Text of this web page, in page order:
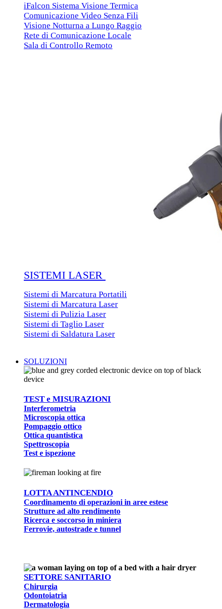
iFalcon Sistema Visione Termica
Comunicazione Video Senza Fili
Visione Notturna a Lungo Raggio
Rete di Comunicazione Locale
Sala di Controllo Remoto
SISTEMI LASER
Sistemi di Marcatura Portatili
Sistemi di Marcatura Laser
Sistemi di Pulizia Laser
Sistemi di Taglio Laser
Sistemi di Saldatura Laser
SOLUZIONI
TEST e MISURAZIONI
Interferometria
Microscopia ottica
Pompaggio ottico
Ottica quantistica
Spettroscopia
Test e ispezione
LOTTA ANTINCENDIO
Coordinamento di operazioni in aree estese
Strutture ad alto rendimento
Ricerca e soccorso in miniera
Ferrovie, autostrade e tunnel
SETTORE SANITARIO
Chirurgia
Odontoiatria
Dermatologia